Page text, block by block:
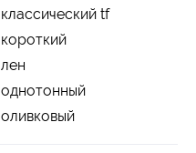
классический tf
короткий
лен
однотонный
оливковый